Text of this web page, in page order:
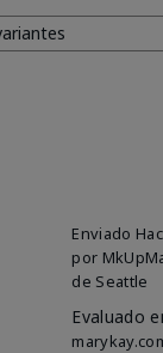
Enviado
por
de Seattle
Evaluado